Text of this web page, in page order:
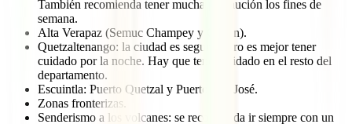
También recomienda tener mucha precaución los fines de
semana.
Alta Verapaz (Semuc Champey y Cobán).
Quetzaltenango: la ciudad es segura, pero es mejor tener
cuidado por la noche. Hay que tener cuidado en el resto del
departamento.
Escuintla: Puerto Quetzal y Puerto San José.
Zonas fronterizas.
Senderismo a los volcanes: se recomienda ir siempre con un